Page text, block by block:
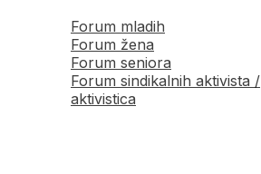
Forum mladih
Forum žena
Forum seniora
Forum sindikalnih aktivista /
aktivistica